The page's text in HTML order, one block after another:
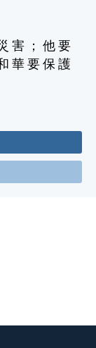
害 ； 他 要
華 要 保 護